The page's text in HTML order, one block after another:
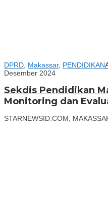
DPRD, Makassar, PENDIDIKAN
Desember 2024
Sekdis Pendidikan
Monitoring dan
STARNEWSID.COM,